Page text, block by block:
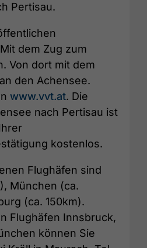
Pertisau.
dem Zug zum
Von dort mit dem
den Achensee.
www.vvt.at. Die
nach Pertisau ist
kostenlos.
Flughäfen sind
München (ca.
(ca. 150km).
Flughäfen Innsbruck,
können Sie